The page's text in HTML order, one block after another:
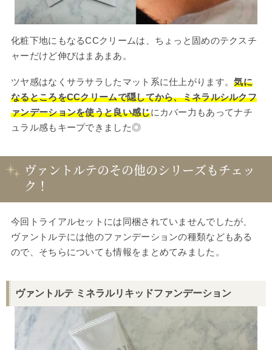
化粧下地にもなるCCクリームは、ちょっと固めのテクスチ
ャーだけど伸びはまあまあ。
ツヤ感はなくサラサラしたマット系に仕上がります。気に
なるところをCCクリームで隠してから、ミネラルシルクフ
ァンデーションを使うと良い感じにカバー力もあってナチ
ュラル感もキープできました◎
ヴァントルテのその他のシリーズもチェッ
ク！
今回トライアルセットには同梱されていませんでしたが、
ヴァントルテには他のファンデーションの種類などもある
ので、そちらについても情報をまとめてみました。
ヴァントルテ ミネラルリキッドファンデーション